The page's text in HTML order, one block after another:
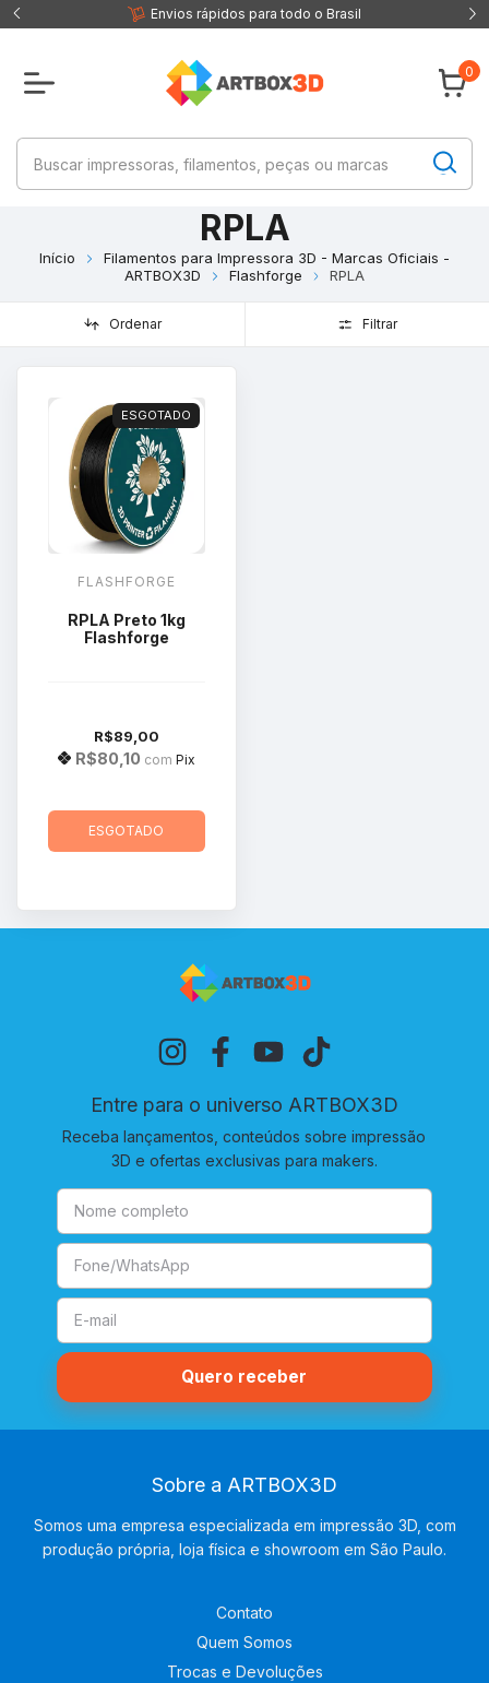
Envios rápidos para todo o Brasil
0
RPLA
Início
Filamentos para Impressora 3D - Marcas Oficiais -
ARTBOX3D
Flashforge RPLA
Ordenar Filtrar
ESGOTADO
FLASHFORGE
RPLA Preto 1kg
Flashforge
R$89,00
R$80,10 com Pix
ESGOTADO
Entre para o universo ARTBOX3D
Receba lançamentos, conteúdos sobre impressão
3D e ofertas exclusivas para makers.
Sobre a ARTBOX3D
Somos uma empresa especializada em impressão 3D, com
produção própria, loja física e showroom em São Paulo.
Contato
Quem Somos
Trocas e Devoluções